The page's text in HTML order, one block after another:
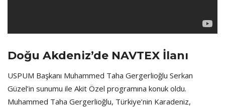
Doğu Akdeniz’de NAVTEX İlanı
USPUM Başkanı Muhammed Taha Gergerlioğlu Serkan
Güzel’in sunumu ile Akit Özel programına konuk oldu.
Muhammed Taha Gergerlioğlu, Türkiye’nin Karadeniz,